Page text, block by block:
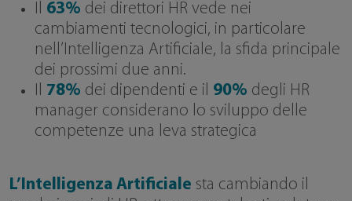
63% dei direttori HR vede nei
cambiamenti tecnologici, in particolare
nell’Intelligenza Artificiale, la sfida principale
dei prossimi due anni.
78% dei dipendenti e il 90% degli HR
manager considerano lo sviluppo delle
competenze una leva strategica
L’Intelligenza Artificiale sta cambiando il